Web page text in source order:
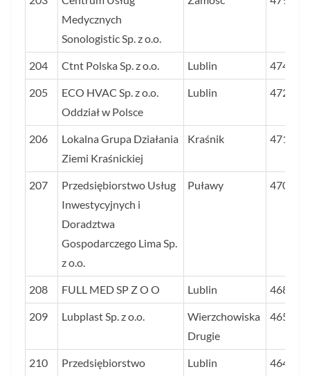
Medycznych
Sonologistic Sp. z o.o.
204 Ctnt Polska Sp. z o.o. Lublin 474
205
ECO HVAC Sp. z o.o.
Oddział w Polsce
Lublin 472
206
Lokalna Grupa Działania
Ziemi Kraśnickiej
Kraśnik 471
207
Przedsiębiorstwo Usług
Inwestycyjnych i
Doradztwa
Gospodarczego Lima Sp.
z o.o.
Puławy 470
208 FULL MED SP Z O O Lublin 468
209 Lubplast Sp. z o.o.
Wierzchowiska
Drugie
465
210
Przedsiębiorstwo
Lublin 464